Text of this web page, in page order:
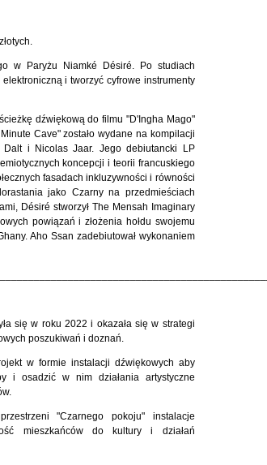
w Paryżu Niamké Désiré. Po studiach
i tworzyć cyfrowe instrumenty
dźwiękową do filmu "D'Ingha Mago"
Cave" zostało wydane na kompilacji
i Nicolas Jaar. Jego debiutancki LP
koncepcji i teorii francuskiego
fasadach inkluzywności i równości
jako Czarny na przedmieściach
Désiré stworzył The Mensah Imaginary
powiązań i złożenia hołdu swojemu
Aho Ssan zadebiutował wykonaniem
się w roku 2022 i okazała się w strategi
poszukiwań i doznań.
w formie instalacji dźwiękowych aby
i osadzić w nim działania artystyczne
"Czarnego pokoju" instalacje
mieszkańców do kultury i działań